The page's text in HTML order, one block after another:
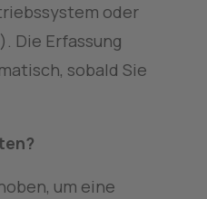
oder
Die Erfassung
sobald Sie
um eine